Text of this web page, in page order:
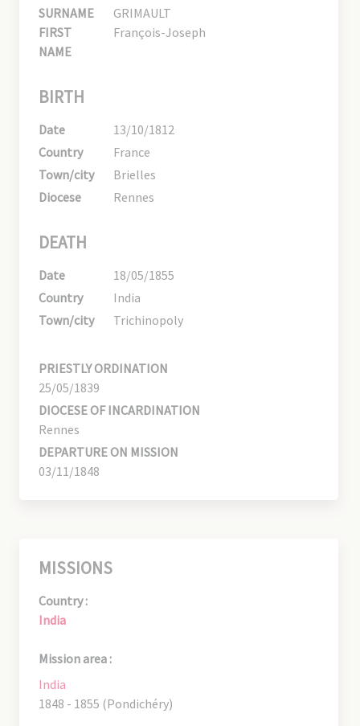
SURNAME
GRIMAULT
FIRST
NAME
François-Joseph
BIRTH
Date
13/10/1812
Country
France
Town/city
Brielles
Diocese
Rennes
DEATH
Date
18/05/1855
Country
India
Town/city
Trichinopoly
PRIESTLY ORDINATION
25/05/1839
DIOCESE OF INCARDINATION
Rennes
DEPARTURE ON MISSION
03/11/1848
MISSIONS
Country :
India
Mission area :
India
1848 - 1855 (Pondichéry)